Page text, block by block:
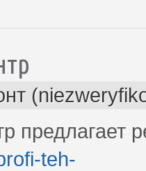
предлагает
teh-